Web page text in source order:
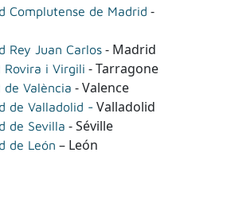
Complutense de Madrid -
Rey Juan Carlos- Madrid
Rovira i Virgili - Tarragone
València - Valence
de Valladolid -Valladolid
de Sevilla - Séville
de León – León